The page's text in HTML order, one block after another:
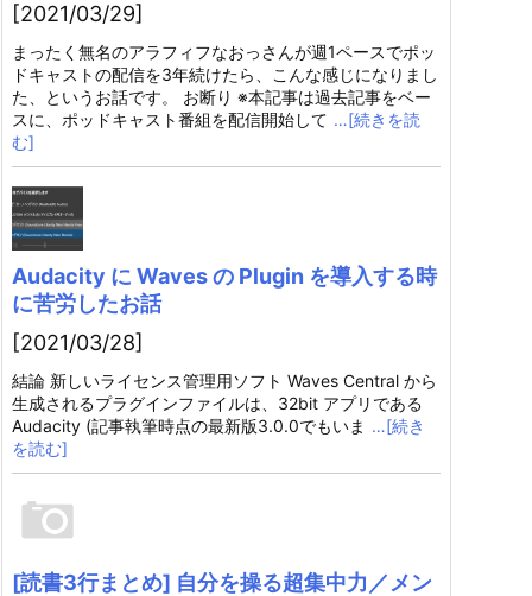
[2021/03/29]
まったく無名のアラフィフなおっさんが週1ペースでポッ
ドキャストの配信を3年続けたら、こんな感じになりまし
た、というお話です。 お断り ※本記事は過去記事をベー
スに、ポッドキャスト番組を配信開始して …[続きを読
む]
Audacity に Waves の Plugin を導入する時
に苦労したお話
[2021/03/28]
結論 新しいライセンス管理用ソフト Waves Central から
生成されるプラグインファイルは、32bit アプリである
Audacity (記事執筆時点の最新版3.0.0でもいま …[続き
を読む]
[読書3行まとめ] 自分を操る超集中力／メン